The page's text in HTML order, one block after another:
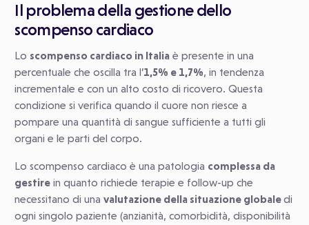
Il problema della gestione dello
scompenso cardiaco
Lo scompenso cardiaco in Italia è presente in una
percentuale che oscilla tra l’1,5% e 1,7%, in tendenza
incrementale e con un alto costo di ricovero. Questa
condizione si verifica quando il cuore non riesce a
pompare una quantità di sangue sufficiente a tutti gli
organi e le parti del corpo.
Lo scompenso cardiaco è una patologia complessa da
gestire in quanto richiede terapie e follow-up che
necessitano di unavalutazione della situazione globaledi
ogni singolo paziente (anzianità, comorbidità, disponibilità